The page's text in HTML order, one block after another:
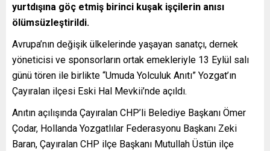
yurtdışına göç etmiş birinci kuşak işçilerin anısı
ölümsüzleştirildi.
Avrupa’nın değişik ülkelerinde yaşayan sanatçı, dernek
yöneticisi ve sponsorların ortak emekleriyle 13 Eylül salı
günü tören ile birlikte “Umuda Yolculuk Anıtı” Yozgat’ın
Çayıralan ilçesi Eski Hal Mevkii’nde açıldı.
Anıtın açılışında Çayıralan CHP’li Belediye Başkanı Ömer
Çodar, Hollanda Yozgatlılar Federasyonu Başkanı Zeki
Baran, Çayıralan CHP ilçe Başkanı Mutullah Üstün ilçe